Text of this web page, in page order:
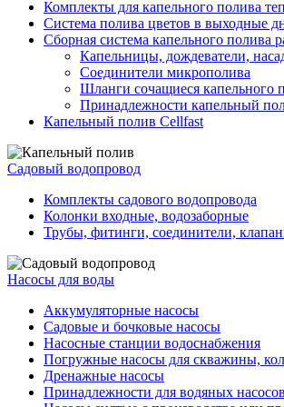
Комплекты для капельного полива
Система полива цветов в выходные
Сборная система капельного полива
Капельницы, дождеватели,
Соединители микрополива
Шланги сочащиеся капельного
Принадлежности капельный
Капельный полив Cellfast
Садовый водопровод
Комплекты садового водопровода
Колонки входные, водозаборные
Трубы, фитинги, соединители,
Насосы для воды
Аккумуляторные насосы
Садовые и бочковые насосы
Насосные станции водоснабжения
Погружные насосы для скважины,
Дренажные насосы
Принадлежности для водяных насосов